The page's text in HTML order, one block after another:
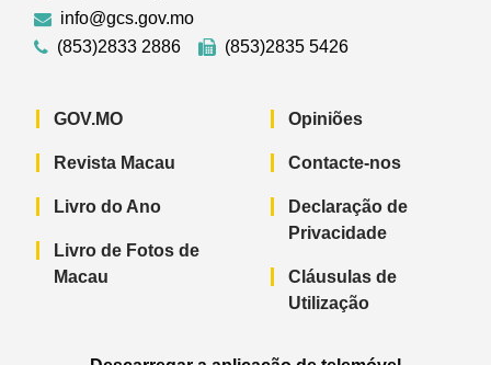
info@gcs.gov.mo
(853)2833 2886
(853)2835 5426
GOV.MO
Revista Macau
Livro do Ano
Livro de Fotos de
Macau
Opiniões
Contacte-nos
Declaração de
Privacidade
Cláusulas de
Utilização